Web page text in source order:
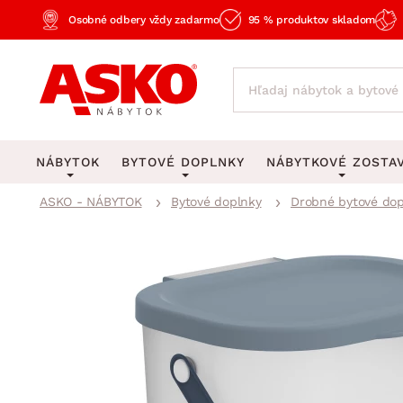
Osobné odbery vždy zadarmo 95 % produktov skladom
NÁBYTOK
Obývacia izba
Spálňa
Pracovňa a kancelária
BYTOVÉ DOPLNKY
Behúne a malé koberce
Kúpeľňové predložky
NÁBYTKOVÉ
Spálňové
ASKO - NÁBYTOK Bytové doplnky Drobné bytové